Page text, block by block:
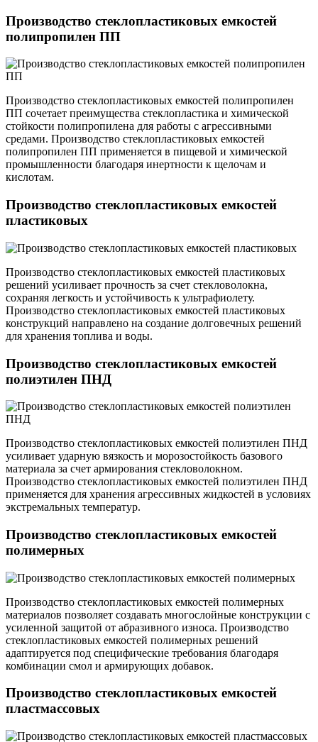
Производство стеклопластиковых емкостей
полипропилен ПП
Производство стеклопластиковых емкостей полипропилен
ПП сочетает преимущества стеклопластика и химической
стойкости полипропилена для работы с агрессивными
средами. Производство стеклопластиковых емкостей
полипропилен ПП применяется в пищевой и химической
промышленности благодаря инертности к щелочам и
кислотам.
Производство стеклопластиковых емкостей
пластиковых
Производство стеклопластиковых емкостей пластиковых
решений усиливает прочность за счет стекловолокна,
сохраняя легкость и устойчивость к ультрафиолету.
Производство стеклопластиковых емкостей пластиковых
конструкций направлено на создание долговечных решений
для хранения топлива и воды.
Производство стеклопластиковых емкостей
полиэтилен ПНД
Производство стеклопластиковых емкостей полиэтилен ПНД
усиливает ударную вязкость и морозостойкость базового
материала за счет армирования стекловолокном.
Производство стеклопластиковых емкостей полиэтилен ПНД
применяется для хранения агрессивных жидкостей в условиях
экстремальных температур.
Производство стеклопластиковых емкостей
полимерных
Производство стеклопластиковых емкостей полимерных
материалов позволяет создавать многослойные конструкции с
усиленной защитой от абразивного износа. Производство
стеклопластиковых емкостей полимерных решений
адаптируется под специфические требования благодаря
комбинации смол и армирующих добавок.
Производство стеклопластиковых емкостей
пластмассовых